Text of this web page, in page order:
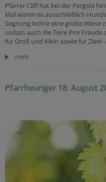
Pfarrer Cliff hat bei der Pergola
Mal waren es ausschließlich
Segnung lockte eine große Wiese
sodass auch die Tiere ihre
für Groß und Klein sowie für Zwei-
mehr
Pfarrheuriger 18. August